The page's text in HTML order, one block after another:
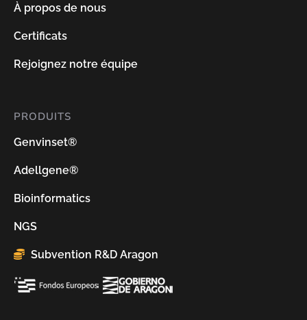
À propos de nous
Certificats
Rejoignez notre équipe
PRODUITS
Genvinset®
Adellgene®
Bioinformatics
NGS
Subvention R&D Aragon